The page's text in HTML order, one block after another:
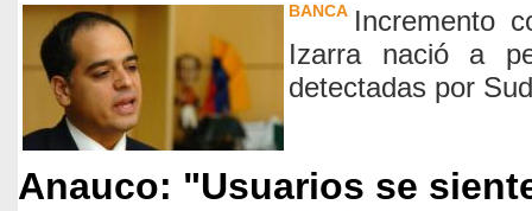
BANCA Incremento
Izarra nació a
detectadas por
Anauco: "Usuarios se